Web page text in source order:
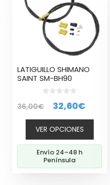
LATIGUILLO SHIMANO
SAINT SM-BH90
d
36,00€
El
precio
original
era:
36,00€.
32,60€El
precio
es:
VER OPCIONES
múltiples
variantes.
opciones
elegir
página
de
producto
Envío 24–48 h
Península